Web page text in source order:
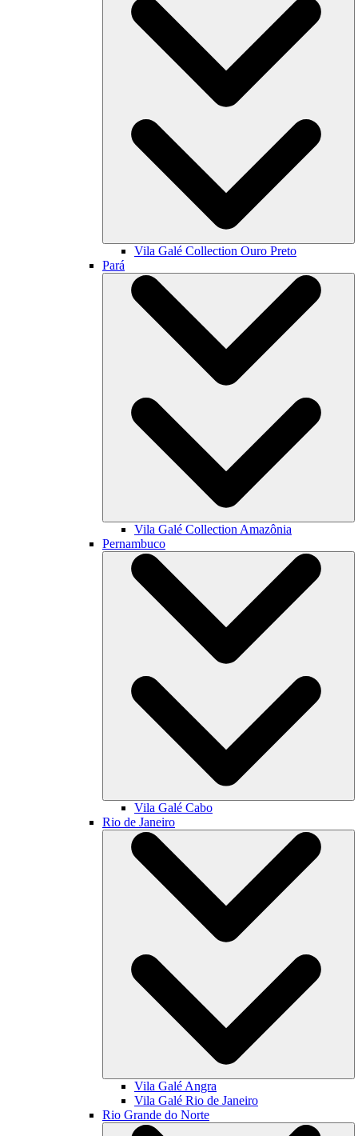
Vila Galé Collection Ouro Preto
Pará
Vila Galé Collection Amazônia
Pernambuco
Vila Galé Cabo
Rio de Janeiro
Vila Galé Angra
Vila Galé Rio de Janeiro
Rio Grande do Norte